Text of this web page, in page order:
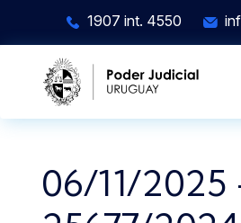
1907 int. 4550
06/11/2025